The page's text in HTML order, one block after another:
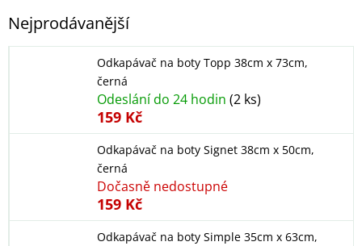
Nejprodávanější
Odkapávač na boty Topp 38cm x 73cm,
černá
Odeslání do 24 hodin (2 ks)
159 Kč
Odkapávač na boty Signet 38cm x 50cm,
černá
Dočasně nedostupné
159 Kč
Odkapávač na boty Simple 35cm x 63cm,